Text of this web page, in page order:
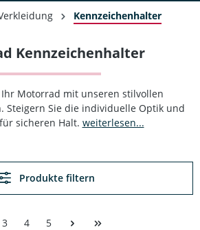
Kennzeichenhalter
Kennzeichenhalter
Motorrad mit unseren stilvollen
Steigern Sie die individuelle Optik und
sicheren Halt. weiterlesen...
Produkte filtern
3 4 5